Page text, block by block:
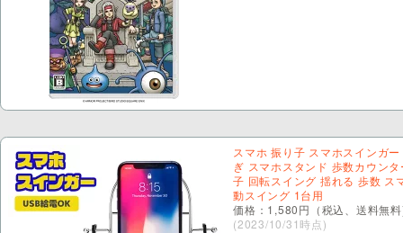
スマホ 振り子 スマホスインガ
ぎ スマホスタンド 歩数カウン
子 回転スイング 揺れる 歩数 ス
動スイング 1台用
価格：1,580円（税込、送料無
(2023/10/31時点)